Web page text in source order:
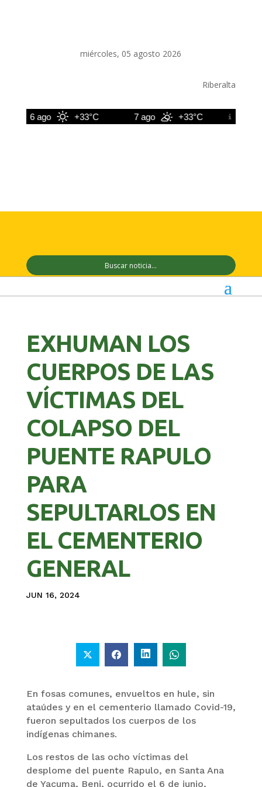
miércoles, 05 agosto 2026
Riberalta
6 ago +33°C 7 ago +33°C 8 ago
EXHUMAN LOS
CUERPOS DE LAS
VÍCTIMAS DEL
COLAPSO DEL
PUENTE RAPULO
PARA
SEPULTARLOS EN
EL CEMENTERIO
GENERAL
JUN 16, 2024
En fosas comunes, envueltos en hule, sin
ataúdes y en el cementerio llamado Covid-19,
fueron sepultados los cuerpos de los
indígenas chimanes.
Los restos de las ocho víctimas del
desplome del puente Rapulo, en Santa Ana
de Yacuma, Beni, ocurrido el 6 de junio,